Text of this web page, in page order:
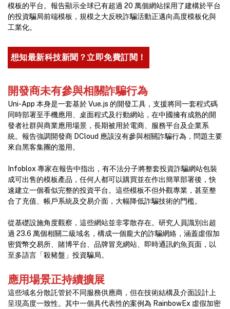
模板的平台。報告顯示全球已有超過 20 萬個網站採用了建構於平台
的投資騙局前端模板，規模之大反映詐騙活動正邁向高度模板化與
工業化。
想知最新科技新聞？立即免費訂閱！
開發商未有參與相關詐騙行為
Uni-App 本身是一套基於 Vue.js 的開發工具，支援將同一套程式碼
同時部署至手機應用、桌面程式及行動網站，在中國擁有成熟的開
發者社群與商業應用場景，長期被用於電商、服務平台及企業系
統。報告強調開發商 DCloud 應該沒有參與相關詐騙行為，問題主要
來自黑客集團的濫用。
Infoblox 專家在報告中指出，有不法分子將整套投資詐騙網站包裝
成可出售的模板產品，任何人都可以購買並在作出簡單部署後，快
速建立一個看似完整的投資平台。這些模板不但外觀專業，甚至整
合了充值、帳戶系統及交易介面，大幅降低詐騙技術的門檻。
從基礎設施角度觀察，這些網站並非零散存在。研究人員識別出超
過 23.6 萬個相關二級域名，構成一個龐大的詐騙網絡，涵蓋虛假加
密貨幣交易所、賭博平台、品牌冒充網站、即時通訊釣魚頁面，以
至多語言「殺豬盤」投資騙局。
應用場景正持續擴展
這些域名分散託管於不同服務供應商，但在技術結構及介面設計上
呈現高度一致性。其中一個具代表性的案例為 RainbowEx 虛假加密